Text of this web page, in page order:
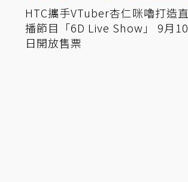
HTC攜手VTuber杏仁咪嚕打造直
播節目「6D Live Show」 9月10
日開放售票